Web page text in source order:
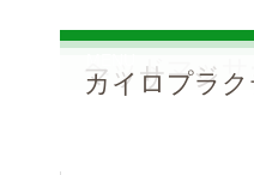
ヘッドマッサ
マッサージ
カイロプラ